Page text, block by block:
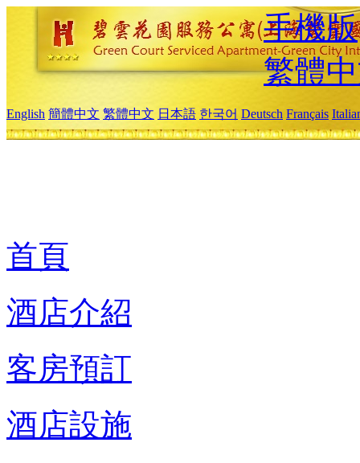
手機版
繁體
English 簡體中文 繁體中文 日本語 한국어 Deutsch Français
首頁
酒店介紹
客房預訂
酒店設施